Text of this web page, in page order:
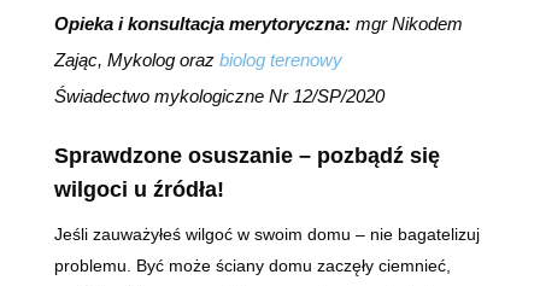
Opieka i konsultacja merytoryczna:mgr Nikodem
Zając, Mykolog oraz biolog terenowy
Świadectwo mykologiczne Nr 12/SP/2020
Sprawdzone osuszanie – pozbądź się
wilgoci u źródła!
Jeśli zauważyłeś wilgoć w swoim domu – nie bagatelizuj
problemu. Być może ściany domu zaczęły ciemnieć,